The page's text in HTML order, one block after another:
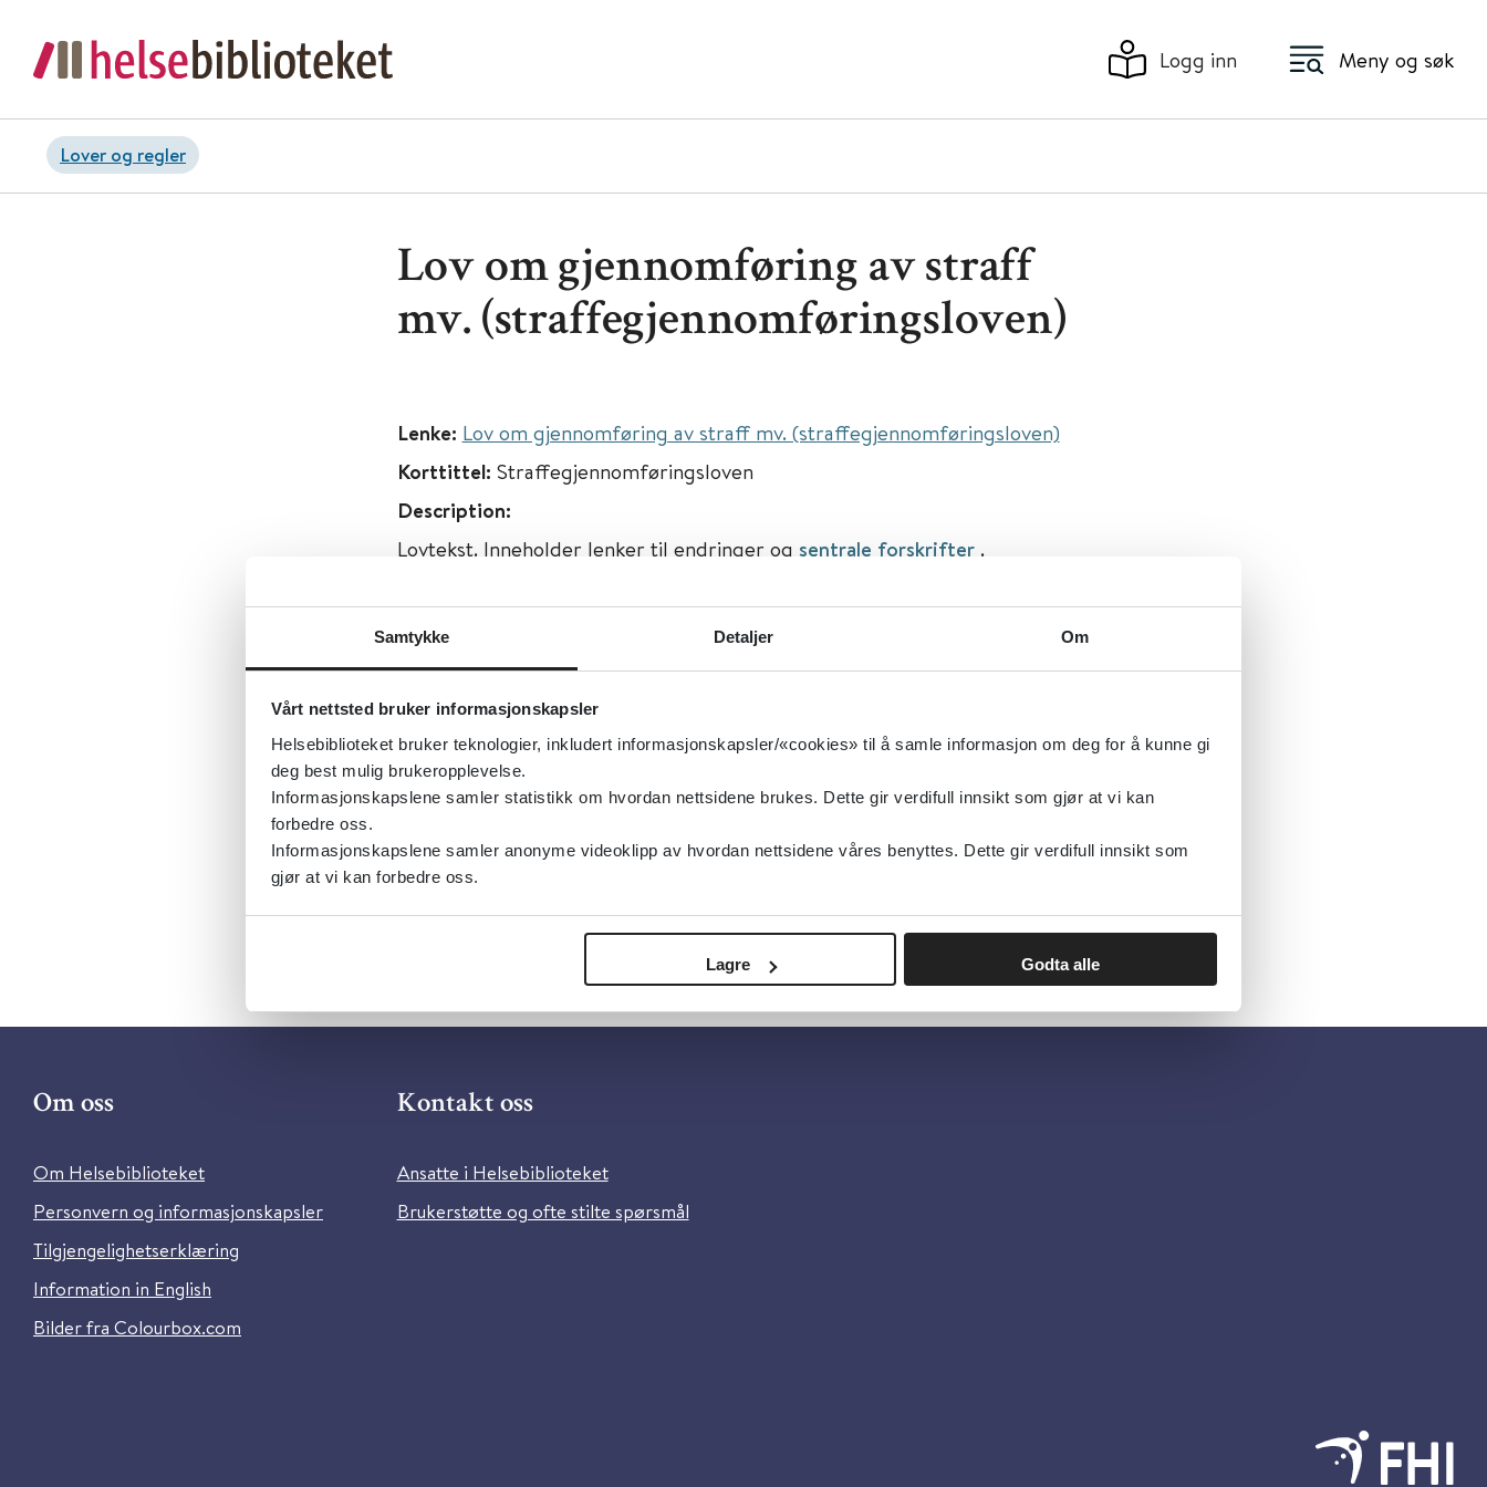
Samtykke Detaljer Om
Vårt nettsted bruker informasjonskapsler
Helsebiblioteket bruker teknologier, inkludert informasjonskapsler/«cookies» til å samle informasjon om deg for å kunne gi
deg best mulig brukeropplevelse.
Informasjonskapslene samler statistikk om hvordan nettsidene brukes. Dette gir verdifull innsikt som gjør at vi kan
forbedre oss.
Informasjonskapslene samler anonyme videoklipp av hvordan nettsidene våres benyttes. Dette gir verdifull innsikt som
gjør at vi kan forbedre oss.
Lagre Godta alle
Logg inn Meny og søk
Lover og regler
Lov om gjennomføring av straff
mv. (straffegjennomføringsloven)
Lenke: Lov om gjennomføring av straff mv. (straffegjennomføringsloven)
Korttittel: Straffegjennomføringsloven
Description:
Lovtekst. Inneholder lenker til endringer og sentrale forskrifter.
Først publisert:14.09.2007
Sist faglig oppdatert:
Emner:Kriminalomsorg, Forebygging
Dokumenttype: Lover, Lover og regler
Utgiver:Lovdata
Språk:Norsk
Om oss
Om Helsebiblioteket
Personvern og informasjonskapsler
Tilgjengelighetserklæring
Information in English
Bilder fra Colourbox.com
Kontakt oss
Ansatte i Helsebiblioteket
Brukerstøtte og ofte stilte spørsmål